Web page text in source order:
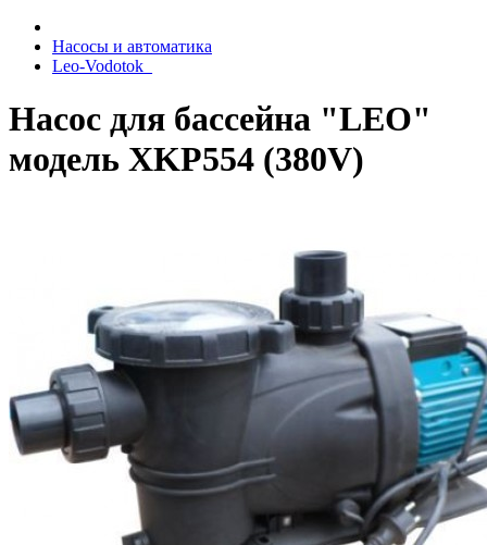
Насосы и автоматика
Leo-Vodotok_
Насос для бассейна "LEO"
модель XKP554 (380V)